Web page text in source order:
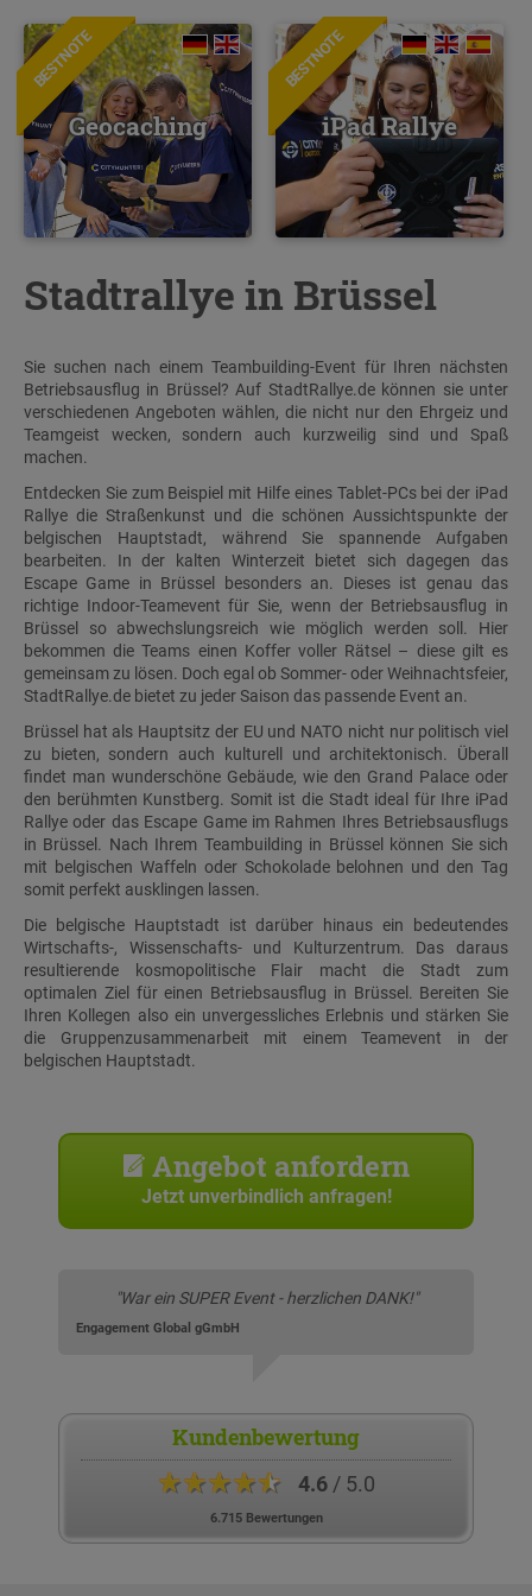
BESTNOTE
Geocaching
BESTNOTE
iPad Rallye
Stadtrallye in Brüssel
Sie suchen nach einem Teambuilding-Event für Ihren nächsten
Betriebsausflug in Brüssel? Auf StadtRallye.de können sie unter
verschiedenen Angeboten wählen, die nicht nur den Ehrgeiz und
Teamgeist wecken, sondern auch kurzweilig sind und Spaß
machen.
Entdecken Sie zum Beispiel mit Hilfe eines Tablet-PCs bei der iPad
Rallye die Straßenkunst und die schönen Aussichtspunkte der
belgischen Hauptstadt, während Sie spannende Aufgaben
bearbeiten. In der kalten Winterzeit bietet sich dagegen das
Escape Game in Brüssel besonders an. Dieses ist genau das
richtige Indoor-Teamevent für Sie, wenn der Betriebsausflug in
Brüssel so abwechslungsreich wie möglich werden soll. Hier
bekommen die Teams einen Koffer voller Rätsel – diese gilt es
gemeinsam zu lösen. Doch egal ob Sommer- oder Weihnachtsfeier,
StadtRallye.de bietet zu jeder Saison das passende Event an.
Brüssel hat als Hauptsitz der EU und NATO nicht nur politisch viel
zu bieten, sondern auch kulturell und architektonisch. Überall
findet man wunderschöne Gebäude, wie den Grand Palace oder
den berühmten Kunstberg. Somit ist die Stadt ideal für Ihre iPad
Rallye oder das Escape Game im Rahmen Ihres Betriebsausflugs
in Brüssel. Nach Ihrem Teambuilding in Brüssel können Sie sich
mit belgischen Waffeln oder Schokolade belohnen und den Tag
somit perfekt ausklingen lassen.
Die belgische Hauptstadt ist darüber hinaus ein bedeutendes
Wirtschafts-, Wissenschafts- und Kulturzentrum. Das daraus
resultierende kosmopolitische Flair macht die Stadt zum
optimalen Ziel für einen Betriebsausflug in Brüssel. Bereiten Sie
Ihren Kollegen also ein unvergessliches Erlebnis und stärken Sie
die Gruppenzusammenarbeit mit einem Teamevent in der
belgischen Hauptstadt.
Angebot anfordern
Jetzt unverbindlich anfragen!
"War ein SUPER Event - herzlichen DANK!"
Engagement Global gGmbH
Kundenbewertung
★★★★★ 4.6/ 5.0
6.715 Bewertungen